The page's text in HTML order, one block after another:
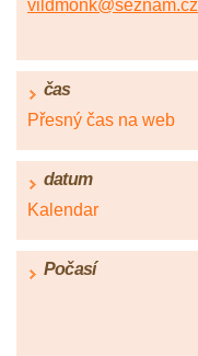
vildmonk@seznam.cz
čas
Přesný čas na web
datum
Kalendar
Počasí